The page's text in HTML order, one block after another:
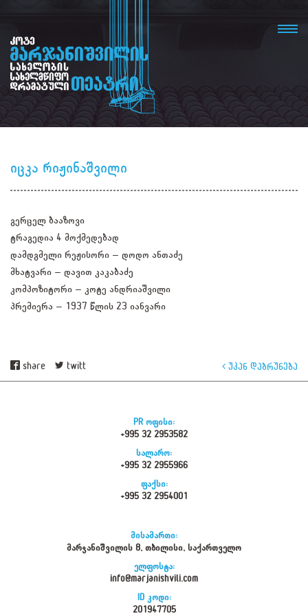
იცკა რიჟინაშვილი
გერცელ ბააზოვი
ტრაგედია 4 მოქმედებად
დამდგმელი რეჟისორი – დოდო ანთაძე
მხატვარი – დავით კაკაბაძე
კომპოზიტორი – კოტე ანდრიაშვილი
პრემიერა – 1937 წლის 23 იანვარი
share twitt უკან დაბრუნება
PR ოფისი:
+995 32 2953582
სალარო:
+995 32 2955966
ფაქსი:
+995 32 2954001
მისამართი:
მარჯანიშვილის 8, თბილისი, საქართველო
ელფოსტა:
info@marjanishvili.com
ID კოდი:
201947705